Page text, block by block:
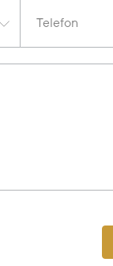
Telefon